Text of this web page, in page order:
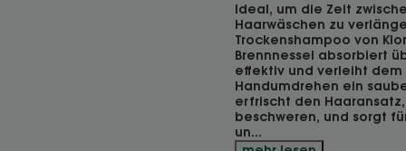
Ideal, um die Zeit
Haarwäschen zu
Trockenshampoo von
Brennnessel absorbiert
effektiv und verleiht dem
Handumdrehen ein
erfrischt den
beschweren, und sorgt
un...